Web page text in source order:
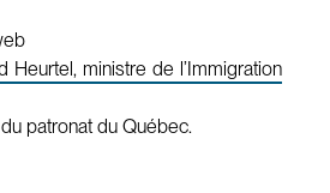
Heurtel, ministre de l’Immigration
patronat du Québec.